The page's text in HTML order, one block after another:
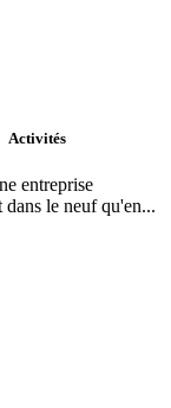
Activités
entreprise
dans le neuf qu'en...